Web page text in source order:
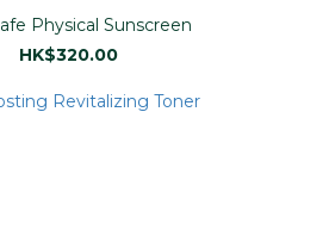
Physical Sunscreen
HK$320.00